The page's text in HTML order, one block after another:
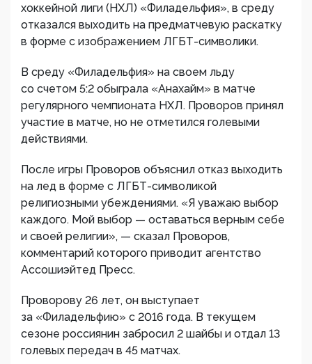
хоккейной лиги (НХЛ) «Филадельфия», в среду
отказался выходить на предматчевую раскатку
в форме с изображением ЛГБТ-символики.
В среду «Филадельфия» на своем льду
со счетом 5:2 обыграла «Анахайм» в матче
регулярного чемпионата НХЛ. Проворов принял
участие в матче, но не отметился голевыми
действиями.
После игры Проворов объяснил отказ выходить
на лед в форме с ЛГБТ-символикой
религиозными убеждениями. «Я уважаю выбор
каждого. Мой выбор — оставаться верным себе
и своей религии», — сказал Проворов,
комментарий которого приводит агентство
Ассошиэйтед Пресс.
Проворову 26 лет, он выступает
за «Филадельфию» с 2016 года. В текущем
сезоне россиянин забросил 2 шайбы и отдал 13
голевых передач в 45 матчах.